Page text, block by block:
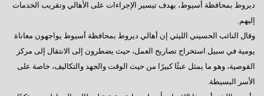
ديروط بمحافظة أسيوط، بهدف تيسير الإجراءات على الأهالي وتقريب الخدمات
إليهم.
وقال النائب الحسيني الليثي إن أهالي ديروط بمحافظة أسيوط يواجهون معاناة
يومية في سبيل استخراج تصاريح العمل، حيث يضطرون إلى الانتقال إلى مركز
القوصية، وهو ما يمثل عبئًا كبيرًا من حيث الوقت والجهد والتكاليف، خاصة على
الأسر البسيطة.